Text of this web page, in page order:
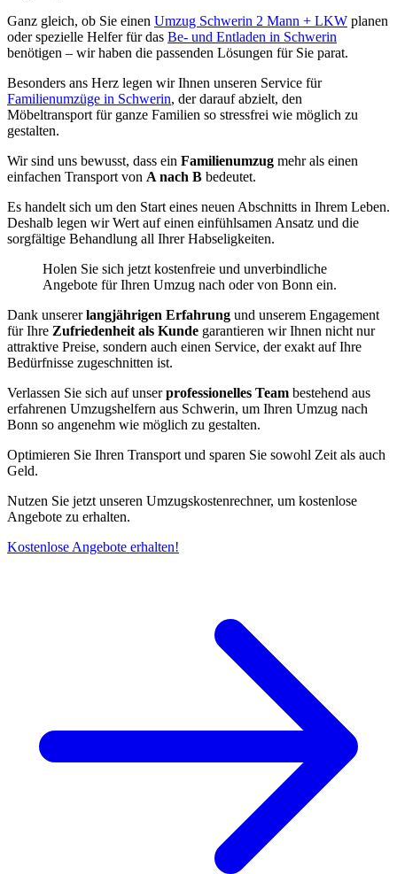
Ganz gleich, ob Sie einen Umzug Schwerin 2 Mann + LKW planen
oder spezielle Helfer für das Be- und Entladen in Schwerin
benötigen – wir haben die passenden Lösungen für Sie parat.
Besonders ans Herz legen wir Ihnen unseren Service für
Familienumzüge in Schwerin, der darauf abzielt, den
Möbeltransport für ganze Familien so stressfrei wie möglich zu
gestalten.
Wir sind uns bewusst, dass ein Familienumzug mehr als einen
einfachen Transport von A nach B bedeutet.
Es handelt sich um den Start eines neuen Abschnitts in Ihrem Leben.
Deshalb legen wir Wert auf einen einfühlsamen Ansatz und die
sorgfältige Behandlung all Ihrer Habseligkeiten.
Holen Sie sich jetzt kostenfreie und unverbindliche
Angebote für Ihren Umzug nach oder von Bonn ein.
Dank unsererlangjährigen Erfahrung und unserem Engagement
für Ihre Zufriedenheit als Kunde garantieren wir Ihnen nicht nur
attraktive Preise, sondern auch einen Service, der exakt auf Ihre
Bedürfnisse zugeschnitten ist.
Verlassen Sie sich auf unserprofessionelles Team bestehend aus
erfahrenen Umzugshelfern aus Schwerin, um Ihren Umzug nach
Bonn so angenehm wie möglich zu gestalten.
Optimieren Sie Ihren Transport und sparen Sie sowohl Zeit als auch
Geld.
Nutzen Sie jetzt unseren Umzugskostenrechner, um kostenlose
Angebote zu erhalten.
Kostenlose Angebote erhalten!